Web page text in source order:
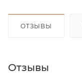
ОТЗЫВЫ
Отзывы